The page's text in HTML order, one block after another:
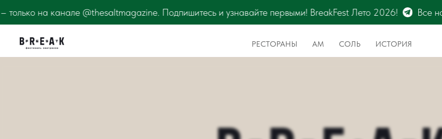
Подпишитесь и узнавайте первыми! BreakFest Лето 2026! Все новости фестиваля BreakFest –
РЕСТОРАНЫ АМ СОЛЬ ИСТОРИЯ